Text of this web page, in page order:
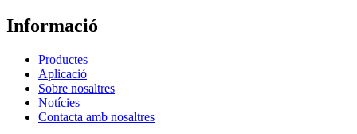
Informació
Productes
Aplicació
Sobre nosaltres
Notícies
Contacta amb nosaltres